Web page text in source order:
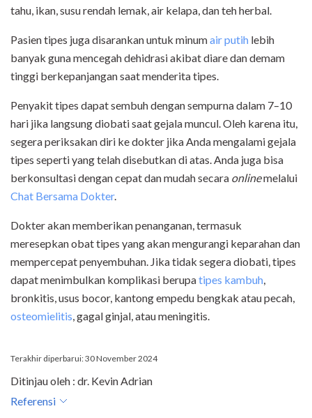
tahu, ikan, susu rendah lemak, air kelapa, dan teh herbal.
Pasien tipes juga disarankan untuk minumair putih lebih
banyak guna mencegah dehidrasi akibat diare dan demam
tinggi berkepanjangan saat menderita tipes.
Penyakit tipes dapat sembuh dengan sempurna dalam 7–10
hari jika langsung diobati saat gejala muncul. Oleh karena itu,
segera periksakan diri ke dokter jika Anda mengalami gejala
tipes seperti yang telah disebutkan di atas. Anda juga bisa
berkonsultasi dengan cepat dan mudah secara onlinemelalui
Chat Bersama Dokter.
Dokter akan memberikan penanganan, termasuk
meresepkan obat tipes yang akan mengurangi keparahan dan
mempercepat penyembuhan. Jika tidak segera diobati, tipes
dapat menimbulkan komplikasi berupatipes kambuh,
bronkitis, usus bocor, kantong empedu bengkak atau pecah,
osteomielitis, gagal ginjal, atau meningitis.
Terakhir diperbarui: 30 November 2024